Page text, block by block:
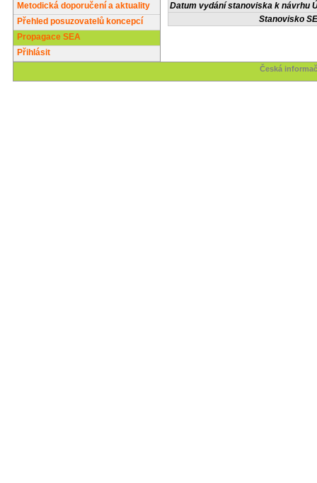
Metodická doporučení a aktuality
Přehled posuzovatelů koncepcí
Propagace SEA
Přihlásit
Datum vydání stanoviska k návrhu
Stanovisko
Česká